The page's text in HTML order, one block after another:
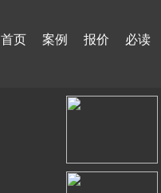
首页 案例 报价 必读